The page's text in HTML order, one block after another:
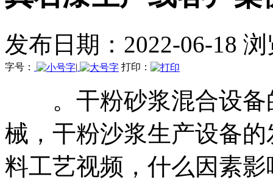
发布日期：2022-06-18
字号： | 打印：
。干粉砂浆混合设备
械，干粉沙浆生产设备
料工艺视频，什么因素